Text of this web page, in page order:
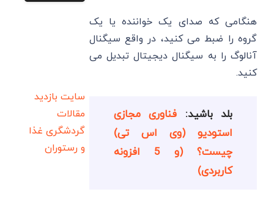
هنگامی که صدای یک خواننده یا یک
گروه را ضبط می‌ کنید، در واقع سیگنال
آنالوگ را به سیگنال دیجیتال تبدیل می
‌کنید.
بلد باشید: فناوری مجازی
استودیو (وی اس تی)
چیست؟ (و 5 افزونه
کاربردی)
سایت بازدید
مقالات
گردشگری غذا
و رستوران